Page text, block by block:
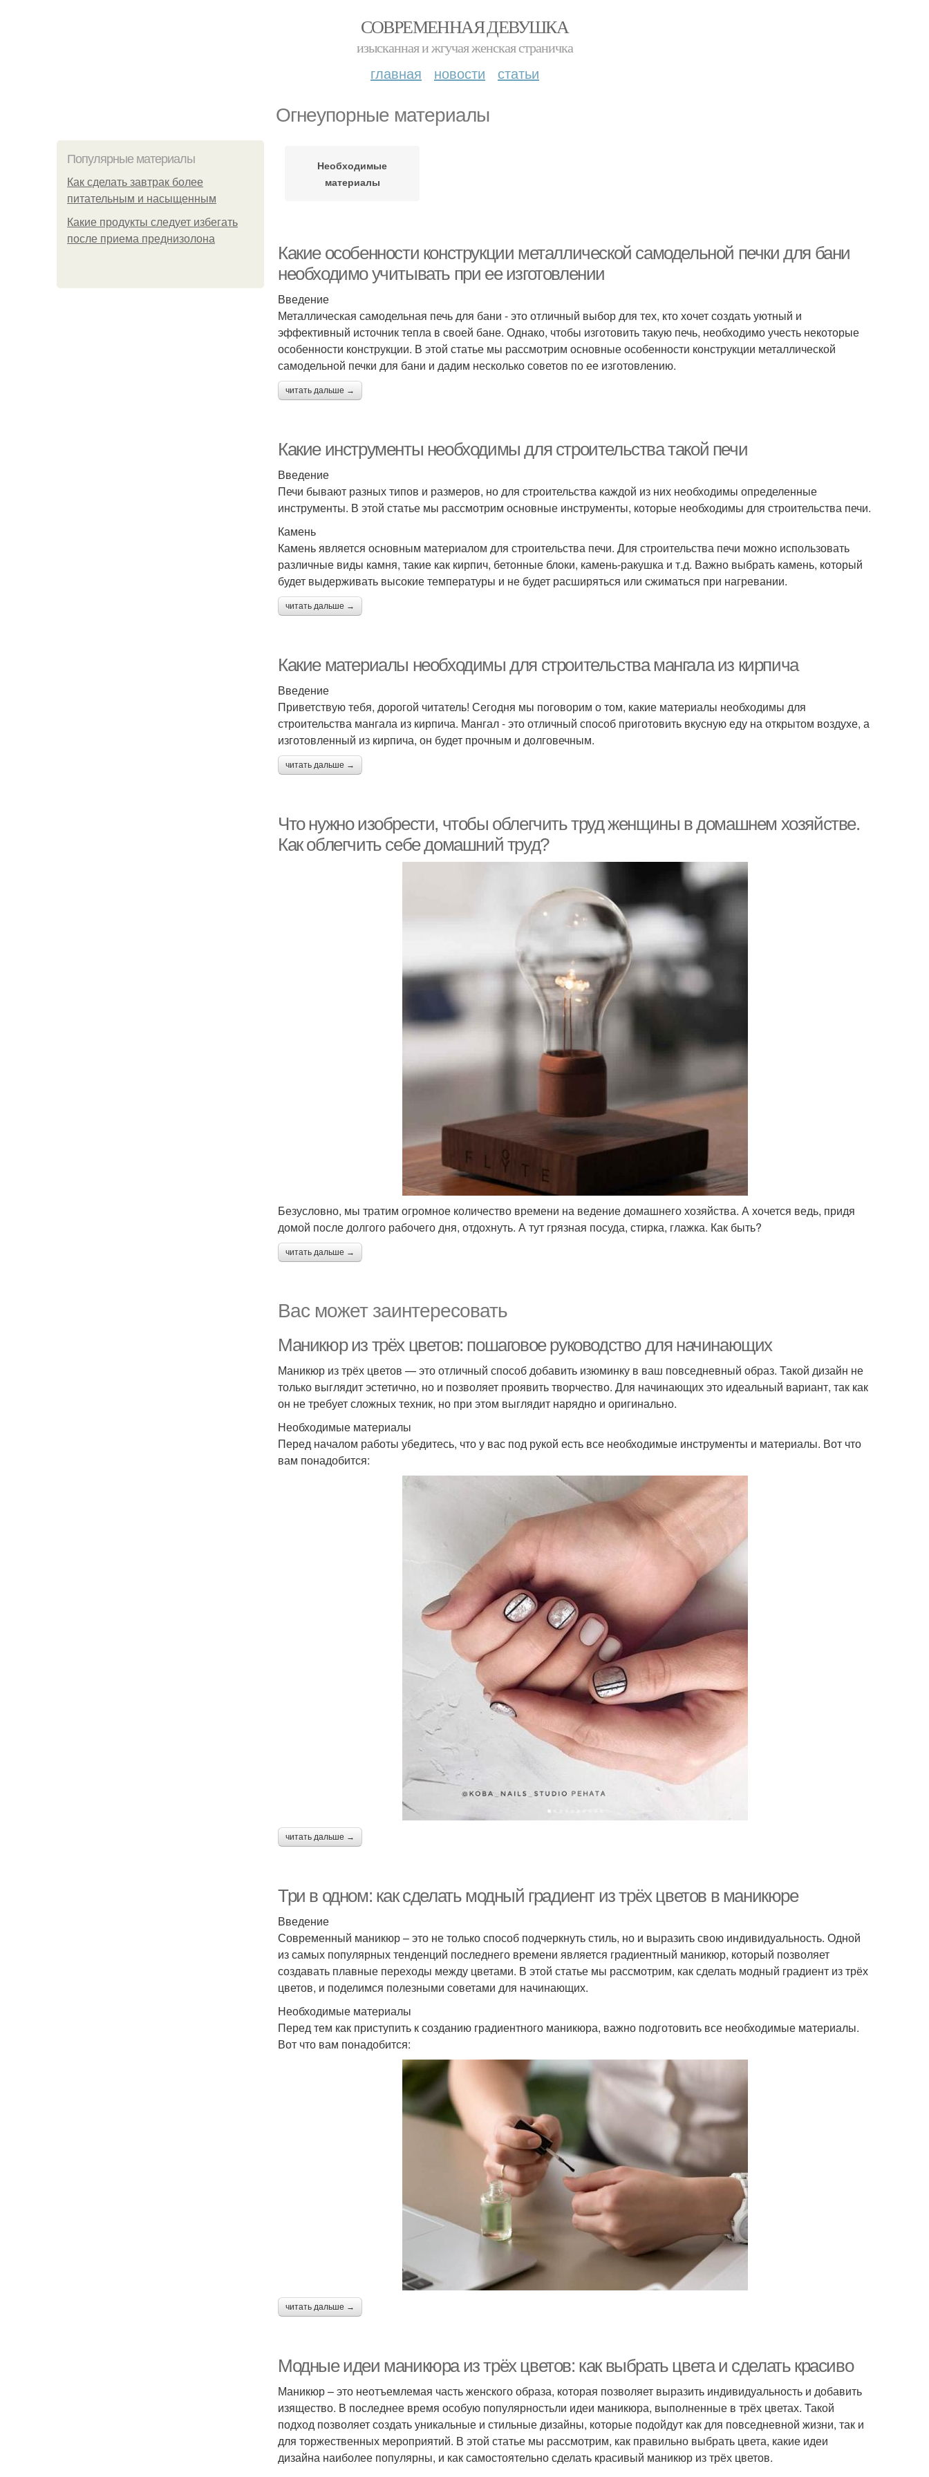
СОВРЕМЕННАЯ ДЕВУШКА
изысканная и жгучая женская страничка
главная новости статьи
Огнеупорные материалы
Популярные материалы
Как сделать завтрак более
питательным и насыщенным
Какие продукты следует избегать
после приема преднизолона
Необходимые
материалы
Какие особенности конструкции металлической самодельной печки для бани
необходимо учитывать при ее изготовлении
Введение
Металлическая самодельная печь для бани - это отличный выбор для тех, кто хочет создать уютный и
эффективный источник тепла в своей бане. Однако, чтобы изготовить такую печь, необходимо учесть некоторые
особенности конструкции. В этой статье мы рассмотрим основные особенности конструкции металлической
самодельной печки для бани и дадим несколько советов по ее изготовлению.
читать дальше →
Какие инструменты необходимы для строительства такой печи
Введение
Печи бывают разных типов и размеров, но для строительства каждой из них необходимы определенные
инструменты. В этой статье мы рассмотрим основные инструменты, которые необходимы для строительства печи.
Камень
Камень является основным материалом для строительства печи. Для строительства печи можно использовать
различные виды камня, такие как кирпич, бетонные блоки, камень-ракушка и т.д. Важно выбрать камень, который
будет выдерживать высокие температуры и не будет расширяться или сжиматься при нагревании.
читать дальше →
Какие материалы необходимы для строительства мангала из кирпича
Введение
Приветствую тебя, дорогой читатель! Сегодня мы поговорим о том, какие материалы необходимы для
строительства мангала из кирпича. Мангал - это отличный способ приготовить вкусную еду на открытом воздухе, а
изготовленный из кирпича, он будет прочным и долговечным.
читать дальше →
Что нужно изобрести, чтобы облегчить труд женщины в домашнем хозяйстве.
Как облегчить себе домашний труд?
Безусловно, мы тратим огромное количество времени на ведение домашнего хозяйства. А хочется ведь, придя
домой после долгого рабочего дня, отдохнуть. А тут грязная посуда, стирка, глажка. Как быть?
читать дальше →
Вас может заинтересовать
Маникюр из трёх цветов: пошаговое руководство для начинающих
Маникюр из трёх цветов — это отличный способ добавить изюминку в ваш повседневный образ. Такой дизайн не
только выглядит эстетично, но и позволяет проявить творчество. Для начинающих это идеальный вариант, так как
он не требует сложных техник, но при этом выглядит нарядно и оригинально.
Необходимые материалы
Перед началом работы убедитесь, что у вас под рукой есть все необходимые инструменты и материалы. Вот что
вам понадобится:
читать дальше →
Три в одном: как сделать модный градиент из трёх цветов в маникюре
Введение
Современный маникюр – это не только способ подчеркнуть стиль, но и выразить свою индивидуальность. Одной
из самых популярных тенденций последнего времени является градиентный маникюр, который позволяет
создавать плавные переходы между цветами. В этой статье мы рассмотрим, как сделать модный градиент из трёх
цветов, и поделимся полезными советами для начинающих.
Необходимые материалы
Перед тем как приступить к созданию градиентного маникюра, важно подготовить все необходимые материалы.
Вот что вам понадобится:
читать дальше →
Модные идеи маникюра из трёх цветов: как выбрать цвета и сделать красиво
Маникюр – это неотъемлемая часть женского образа, которая позволяет выразить индивидуальность и добавить
изящество. В последнее время особую популярностьли идеи маникюра, выполненные в трёх цветах. Такой
подход позволяет создать уникальные и стильные дизайны, которые подойдут как для повседневной жизни, так и
для торжественных мероприятий. В этой статье мы рассмотрим, как правильно выбрать цвета, какие идеи
дизайна наиболее популярны, и как самостоятельно сделать красивый маникюр из трёх цветов.